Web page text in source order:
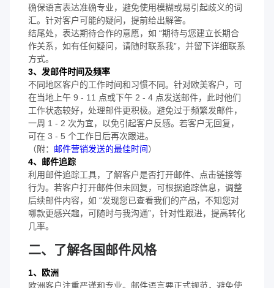
确保语言表达准确专业，避免使用模糊或易引起歧义的词
汇。针对客户可能的疑问，提前给出解答。
结尾处，表达期待合作的意愿，如 “期待与您建立长期合
作关系，如有任何疑问，请随时联系我”，并留下详细联系
方式。
3、发邮件时间及频率
不同地区客户的工作时间和习惯不同。针对欧美客户，可
在当地上午 9 - 11 点或下午 2 - 4 点发送邮件，此时他们
工作状态较好，处理邮件更积极。避免过于频繁发邮件，
一周 1 - 2 次为宜，以免引起客户反感。若客户无回复，
可在 3 - 5 个工作日后再次跟进。
（附： 邮件营销发送的最佳时间）
4、邮件追踪
利用邮件追踪工具，了解客户是否打开邮件、点击链接等
行为。若客户打开邮件但未回复，可根据追踪信息，调整
后续邮件内容，如 “发现您已查看我们的产品，不知您对
哪款更感兴趣，可随时与我沟通”，针对性跟进，提高转化
几率。
二、了解各国邮件风格
1、欧洲
欧洲客户注重严谨和专业。邮件语言要正式规范，避免使